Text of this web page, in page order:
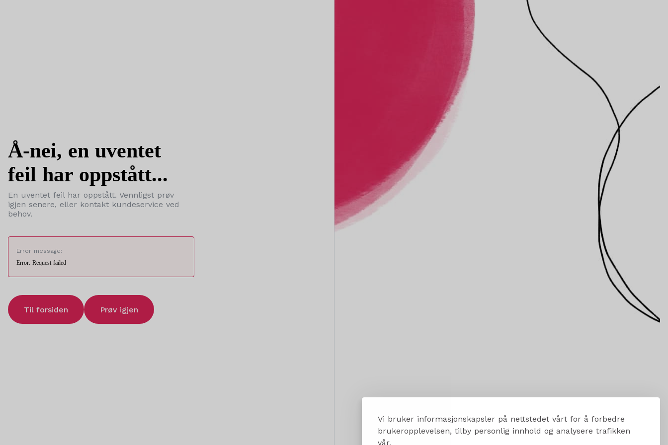
Vi bruker informasjonskapsler på nettstedet vårt for å forbedre
brukeropplevelsen, tilby personlig innhold og analysere trafikken
vår.
Å-nei, en uventet
feil har oppstått...
En uventet feil har oppstått. Vennligst prøv
igjen senere, eller kontakt kundeservice ved
behov.
Error message:
Error: Request failed
Til forsiden Prøv igjen